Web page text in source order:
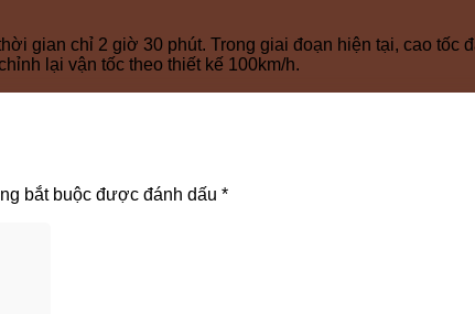
gian chỉ 2 giờ 30 phút. Trong giai đoạn hiện tại, cao tốc
lại vận tốc theo thiết kế 100km/h.
bắt buộc được đánh dấu *